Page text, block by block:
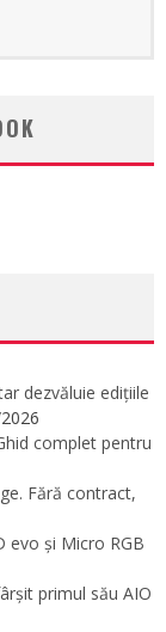
dezvăluie edițiile
complet pentru
Fără contract,
evo și Micro RGB
primul său AIO